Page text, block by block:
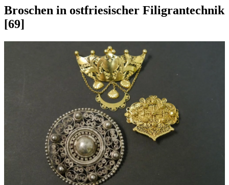
Broschen in ostfriesischer Filigrantechnik
[69]